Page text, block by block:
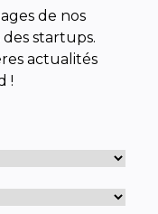
de nos
startups.
actualités
!